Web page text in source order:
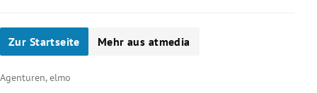
Zur Startseite Mehr aus atmedia
Agenturen, elmo